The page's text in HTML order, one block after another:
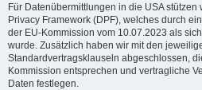
Für Datenübermittlungen in die USA
Privacy Framework (DPF), welches durch
der EU-Kommission vom 10.07.2023 als
wurde. Zusätzlich haben wir mit den
Standardvertragsklauseln abgeschlossen,
Kommission entsprechen und vertragliche
Daten festlegen.